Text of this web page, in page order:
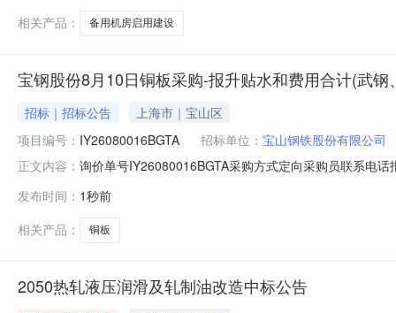
相关产品：
备用机房启用建设
宝钢股份8月10日铜板采购-报升贴水和费用合计(武
招标｜招标公告
上海市｜宝山区
项目编号： IY26080016BGTA 招标单位： 宝山钢铁股份有限公司
正文内容： 询价单号IY26080016BGTA采购方式定向采购员联系电
格:Al+Ag≥99.95%90.0TON2026-08-17询价条款一、交
发布时间： 1秒前
相关产品：
铜板
2050热轧液压润滑及轧制油改造中标公告